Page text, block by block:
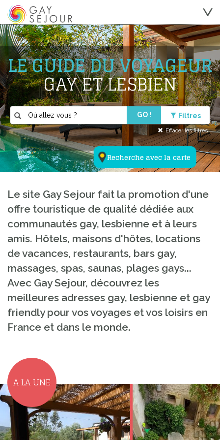
Recherche avec la carte
LE GUIDE DU VOYAGEUR
GAY ET LESBIEN
GO ! Filtres
Effacer les filtres
Le site Gay Sejour fait la promotion d'une
offre touristique de qualité dédiée aux
communautés gay, lesbienne et à leurs
amis. Hôtels, maisons d'hôtes, locations
de vacances, restaurants, bars gay,
massages, spas, saunas, plages gays...
Avec Gay Sejour, découvrez les
meilleures adresses gay, lesbienne et gay
friendly pour vos voyages et vos loisirs en
France et dans le monde.
A LA UNE